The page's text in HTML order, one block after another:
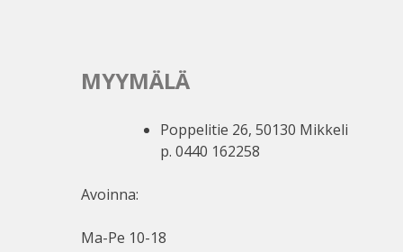
MYYMÄLÄ
Poppelitie 26, 50130 Mikkeli
p. 0440 162258
Avoinna:
Ma-Pe 10-18